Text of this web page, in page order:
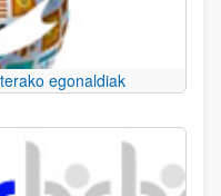
egonaldiak